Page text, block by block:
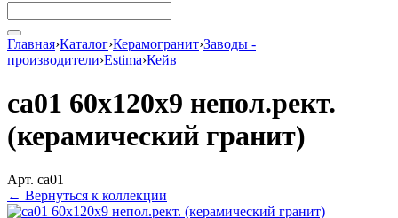
Главная›Каталог›Керамогранит›Заводы -
производители›Estima›Кейв
ca01 60x120x9 непол.рект.
(керамический гранит)
Арт. ca01
← Вернуться к коллекции